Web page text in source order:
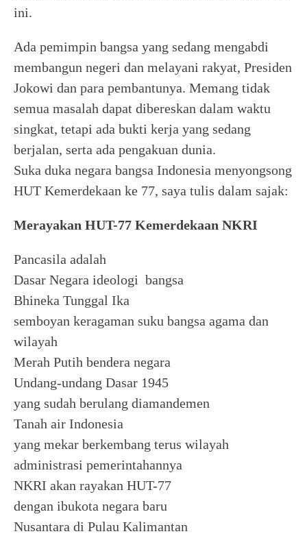
ini.
Ada pemimpin bangsa yang sedang mengabdi
membangun negeri dan melayani rakyat, Presiden
Jokowi dan para pembantunya. Memang tidak
semua masalah dapat dibereskan dalam waktu
singkat, tetapi ada bukti kerja yang sedang
berjalan, serta ada pengakuan dunia.
Suka duka negara bangsa Indonesia menyongsong
HUT Kemerdekaan ke 77, saya tulis dalam sajak:
Merayakan HUT-77 Kemerdekaan NKRI
Pancasila adalah
Dasar Negara ideologi bangsa
Bhineka Tunggal Ika
semboyan keragaman suku bangsa agama dan
wilayah
Merah Putih bendera negara
Undang-undang Dasar 1945
yang sudah berulang diamandemen
Tanah air Indonesia
yang mekar berkembang terus wilayah
administrasi pemerintahannya
NKRI akan rayakan HUT-77
dengan ibukota negara baru
Nusantara di Pulau Kalimantan